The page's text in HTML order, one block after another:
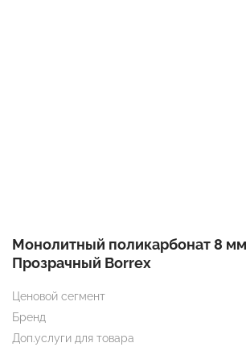
Монолитный поликарбонат 8
Прозрачный Borrex
Ценовой сегмент
Бренд
Доп.услуги для товара